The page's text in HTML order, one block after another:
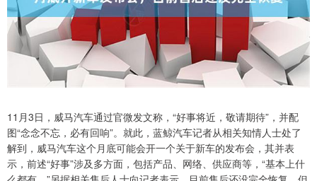
11月3日，威马汽车通过官微发文称，“好事将近，敬请期待”，并配
图“念念不忘，必有回响”。就此，蓝鲸汽车记者从相关知情人士处了
解到，威马汽车这个月底可能会开一个关于新车的发布会，其并表
示，前述“好事”涉及多方面，包括产品、网络、供应商等，“基本上什